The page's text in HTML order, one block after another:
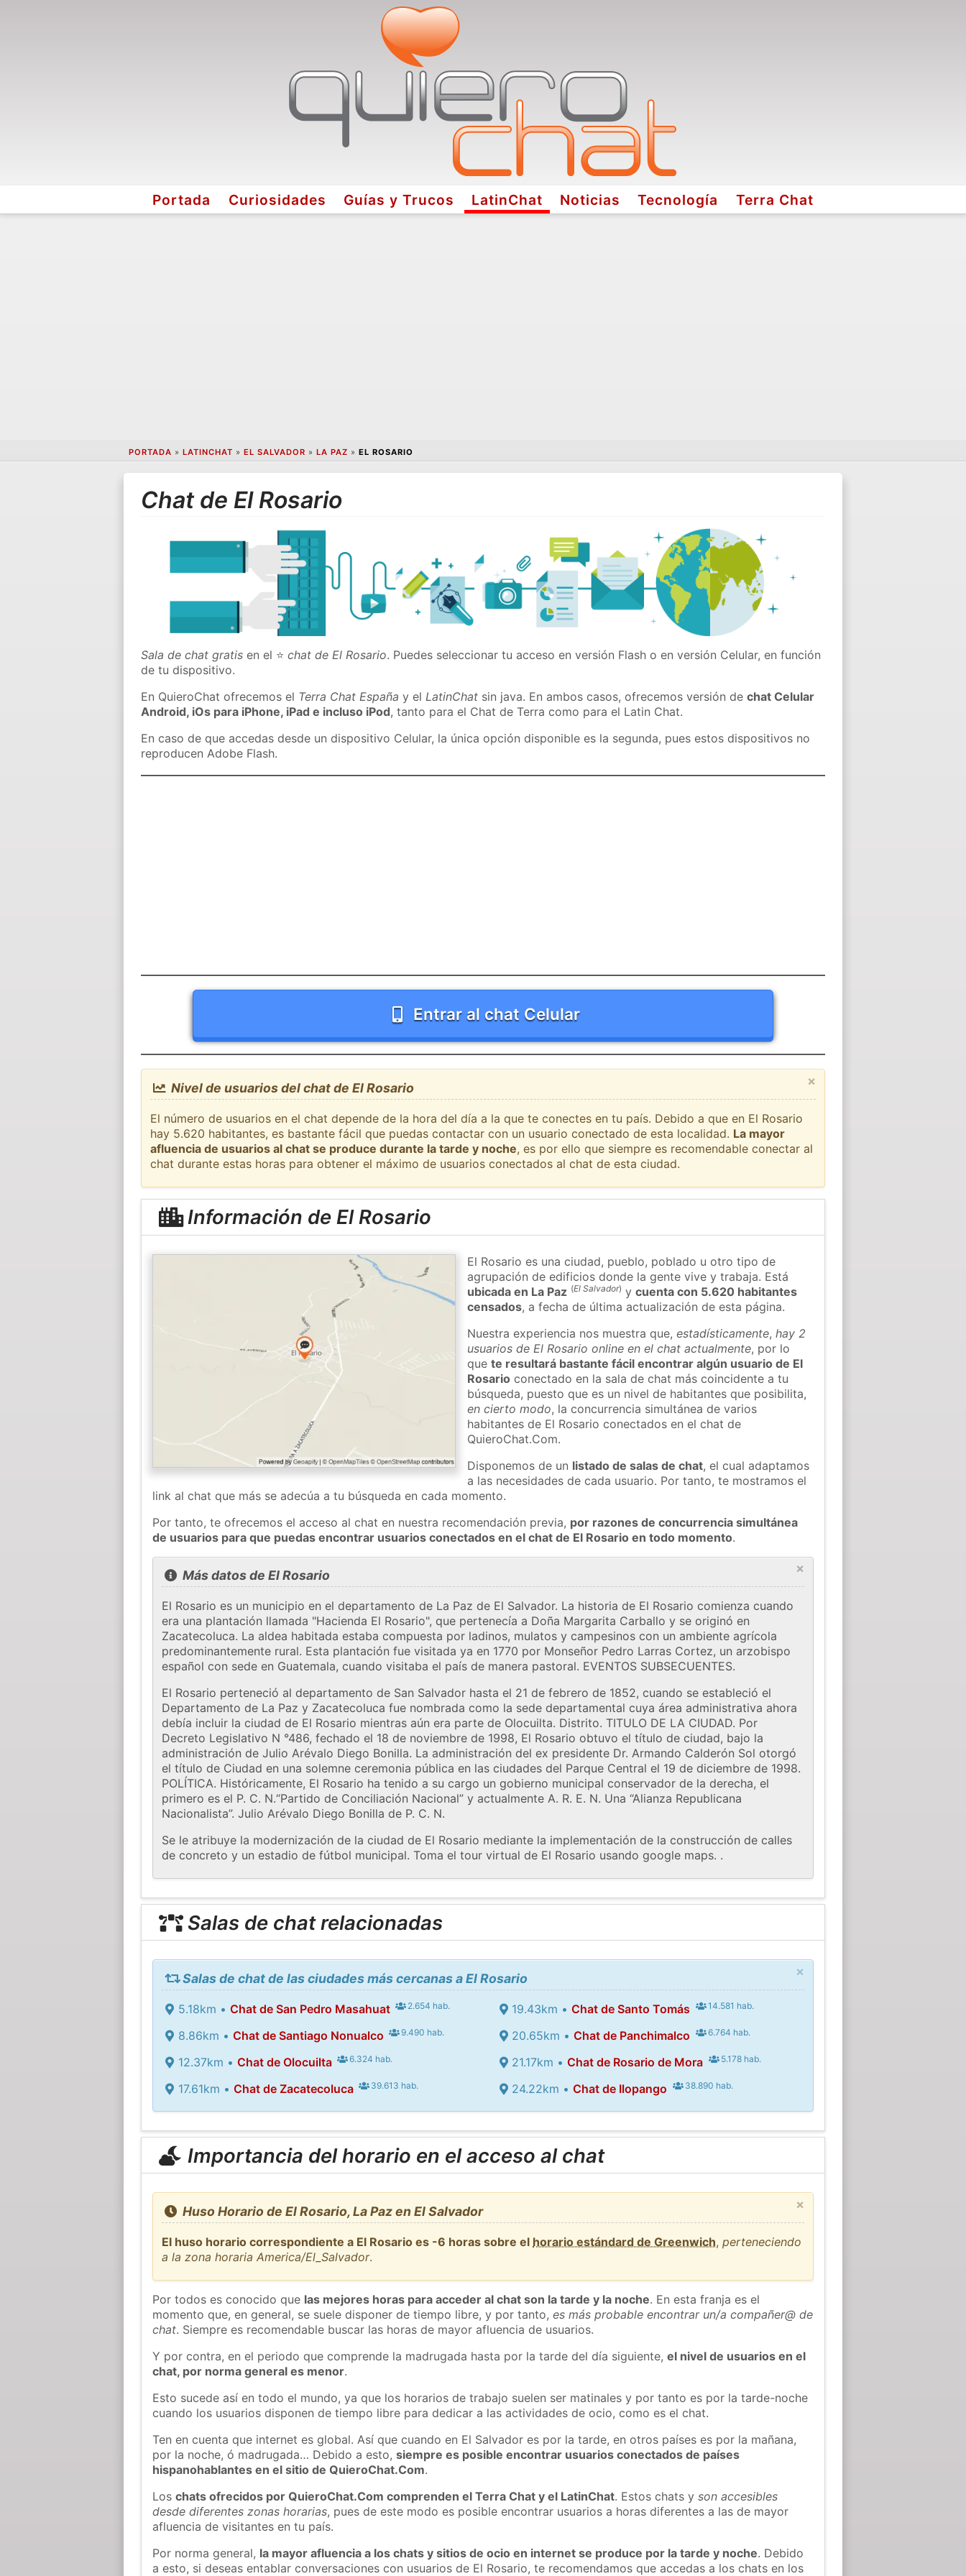
Portada Curiosidades Guías y Trucos LatinChat Noticias Tecnología Terra Chat
PORTADA » LATINCHAT » EL SALVADOR » LA PAZ » EL ROSARIO
Chat de El Rosario
Sala de chat gratis en el ⭐chat de El Rosario. Puedes seleccionar tu acceso en versión Flash o en versión Celular, en función
de tu dispositivo.
En QuieroChat ofrecemos el Terra Chat España y elLatinChat sin java. En ambos casos, ofrecemos versión dechat Celular
Android, iOs para iPhone, iPad e incluso iPod, tanto para el Chat de Terra como para el Latin Chat.
En caso de que accedas desde un dispositivo Celular, la única opción disponible es la segunda, pues estos dispositivos no
reproducen Adobe Flash.
Entrar al chat Celular
×
Nivel de usuarios del chat de El Rosario
El número de usuarios en el chat depende de la hora del día a la que te conectes en tu país. Debido a que en El Rosario
hay 5.620 habitantes, es bastante fácil que puedas contactar con un usuario conectado de esta localidad. La mayor
afluencia de usuarios al chat se produce durante la tarde y noche, es por ello que siempre es recomendable conectar al
chat durante estas horas para obtener el máximo de usuarios conectados al chat de esta ciudad.
Información de El Rosario
El Rosario es una ciudad, pueblo, poblado u otro tipo de
agrupación de edificios donde la gente vive y trabaja. Está
ubicada en La Paz (El Salvador) ycuenta con 5.620 habitantes
censados, a fecha de última actualización de esta página.
Nuestra experiencia nos muestra que,estadísticamente,hay 2
usuarios de El Rosario online en el chat actualmente, por lo
quete resultará bastante fácil encontrar algún usuario de El
Rosario conectado en la sala de chat más coincidente a tu
búsqueda, puesto que es un nivel de habitantes que posibilita,
en cierto modo, la concurrencia simultánea de varios
habitantes de El Rosario conectados en el chat de
QuieroChat.Com.
Disponemos de un listado de salas de chat, el cual adaptamos
a las necesidades de cada usuario. Por tanto, te mostramos el
link al chat que más se adecúa a tu búsqueda en cada momento.
Por tanto, te ofrecemos el acceso al chat en nuestra recomendación previa, por razones de concurrencia simultánea
de usuarios para que puedas encontrar usuarios conectados en el chat de El Rosario en todo momento.
×
Más datos de El Rosario
El Rosario es un municipio en el departamento de La Paz de El Salvador. La historia de El Rosario comienza cuando
era una plantación llamada "Hacienda El Rosario", que pertenecía a Doña Margarita Carballo y se originó en
Zacatecoluca. La aldea habitada estaba compuesta por ladinos, mulatos y campesinos con un ambiente agrícola
predominantemente rural. Esta plantación fue visitada ya en 1770 por Monseñor Pedro Larras Cortez, un arzobispo
español con sede en Guatemala, cuando visitaba el país de manera pastoral. EVENTOS SUBSECUENTES.
El Rosario perteneció al departamento de San Salvador hasta el 21 de febrero de 1852, cuando se estableció el
Departamento de La Paz y Zacatecoluca fue nombrada como la sede departamental cuya área administrativa ahora
debía incluir la ciudad de El Rosario mientras aún era parte de Olocuilta. Distrito. TITULO DE LA CIUDAD. Por
Decreto Legislativo N °486, fechado el 18 de noviembre de 1998, El Rosario obtuvo el título de ciudad, bajo la
administración de Julio Arévalo Diego Bonilla. La administración del ex presidente Dr. Armando Calderón Sol otorgó
el título de Ciudad en una solemne ceremonia pública en las ciudades del Parque Central el 19 de diciembre de 1998.
POLÍTICA. Históricamente, El Rosario ha tenido a su cargo un gobierno municipal conservador de la derecha, el
primero es el P. C. N.“Partido de Conciliación Nacional” y actualmente A. R. E. N. Una “Alianza Republicana
Nacionalista”. Julio Arévalo Diego Bonilla de P. C. N.
Se le atribuye la modernización de la ciudad de El Rosario mediante la implementación de la construcción de calles
de concreto y un estadio de fútbol municipal. Toma el tour virtual de El Rosario usando google maps. .
Salas de chat relacionadas
×
Salas de chat de las ciudades más cercanas a El Rosario
5.18km • Chat de San Pedro Masahuat 2.654 hab.
8.86km • Chat de Santiago Nonualco 9.490 hab.
12.37km • Chat de Olocuilta 6.324 hab.
17.61km • Chat de Zacatecoluca 39.613 hab.
19.43km •Chat de Santo Tomás 14.581 hab.
20.65km •Chat de Panchimalco 6.764 hab.
21.17km •Chat de Rosario de Mora 5.178 hab.
24.22km •Chat de Ilopango 38.890 hab.
Importancia del horario en el acceso al chat
×
Huso Horario de El Rosario, La Paz en El Salvador
El huso horario correspondiente a El Rosario es -6 horas sobre el horario estándard de Greenwich,perteneciendo
a la zona horaria America/El_Salvador.
Por todos es conocido que las mejores horas para acceder al chat son la tarde y la noche. En esta franja es el
momento que, en general, se suele disponer de tiempo libre, y por tanto,es más probable encontrar un/a compañer@ de
chat. Siempre es recomendable buscar las horas de mayor afluencia de usuarios.
Y por contra, en el periodo que comprende la madrugada hasta por la tarde del día siguiente,el nivel de usuarios en el
chat, por norma general es menor.
Esto sucede así en todo el mundo, ya que los horarios de trabajo suelen ser matinales y por tanto es por la tarde-noche
cuando los usuarios disponen de tiempo libre para dedicar a las actividades de ocio, como es el chat.
Ten en cuenta que internet es global. Así que cuando en El Salvador es por la tarde, en otros países es por la mañana,
por la noche, ó madrugada… Debido a esto,siempre es posible encontrar usuarios conectados de países
hispanohablantes en el sitio de QuieroChat.Com.
Loschats ofrecidos por QuieroChat.Com comprenden el Terra Chat y el LatinChat. Estos chats yson accesibles
desde diferentes zonas horarias, pues de este modo es posible encontrar usuarios a horas diferentes a las de mayor
afluencia de visitantes en tu país.
Por norma general, la mayor afluencia a los chats y sitios de ocio en internet se produce por la tarde y noche. Debido
a esto, si deseas entablar conversaciones con usuarios de El Rosario, te recomendamos que accedas a los chats en los